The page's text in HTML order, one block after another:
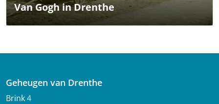
Van Gogh in Drenthe
Geheugen van Drenthe
Brink 4